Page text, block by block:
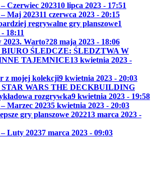
Czerwiec 202310 lipca 2023 - 17:51
Maj 202311 czerwca 2023 - 20:15
regrywalne gry planszowe1
18:11
2023. Warto?28 maja 2023 - 18:06
BIURO ŚLEDCZE: ŚLEDZTWA W
TAJEMNICE13 kwietnia 2023 -
z mojej kolekcji9 kwietnia 2023 - 20:03
STAR WARS THE DECKBUILDING
rozgrywka9 kwietnia 2023 - 19:58
Marzec 20235 kwietnia 2023 - 20:03
gry planszowe 202213 marca 2023 -
Luty 20237 marca 2023 - 09:03